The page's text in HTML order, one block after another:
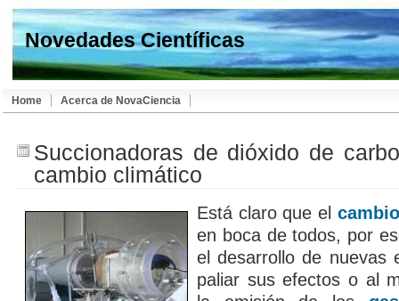
Novedades Científicas
Home Acerca de NovaCiencia
Succionadoras de dióxido de
cambio climático
Está claro que el
en boca de todos, por
el desarrollo de nuevas
paliar sus efectos o al